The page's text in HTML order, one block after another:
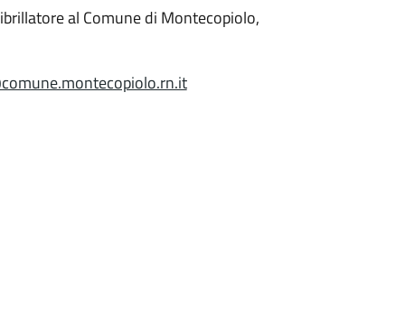
al Comune di Montecopiolo,